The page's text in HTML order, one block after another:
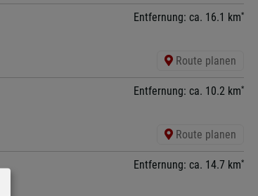
Entfernung: ca. 16.1 km*
Route planen
Entfernung: ca. 10.2 km*
Route planen
Entfernung: ca. 14.7 km*